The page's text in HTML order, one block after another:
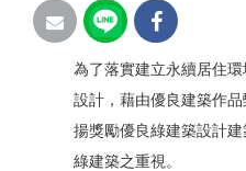
為了落實建立永續居住
設計，藉由優良建築作
揚獎勵優良綠建築設計
綠建築之重視。